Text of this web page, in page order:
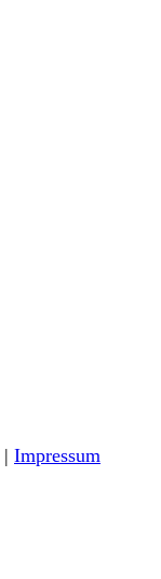
| Impressum